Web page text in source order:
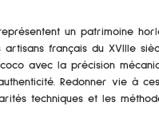
un patrimoine
artisans français du XVIIIe
avec la précision
Redonner vie à
techniques et les